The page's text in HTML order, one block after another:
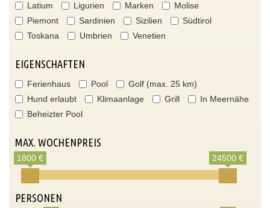
Latium
Ligurien Marken
Molise
Piemont
Sardinien Sizilien
Südtirol
Toskana
Umbrien Venetien
EIGENSCHAFTEN
Ferienhaus Pool
Golf (max. 25 km)
Hund erlaubt
Klimaanlage Grill
In Meernähe
Beheizter Pool
MAX. WOCHENPREIS
1800 € 24500 €
PERSONEN